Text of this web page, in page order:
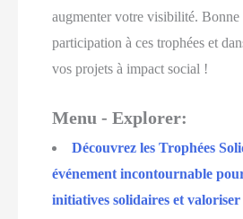
augmenter votre visibilité. Bonne
participation à ces trophées et
vos projets à impact social !
Menu - Explorer:
Découvrez les Trophées
événement incontournable
initiatives solidaires et